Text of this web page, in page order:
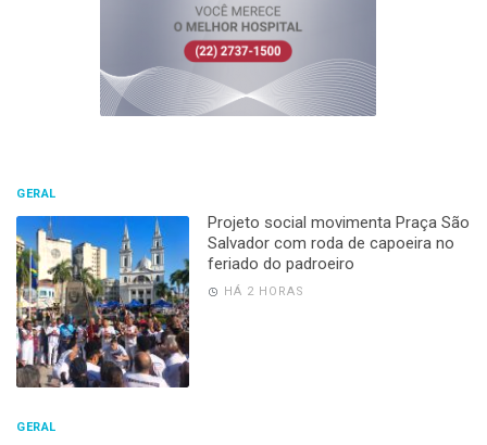
GERAL
Projeto social movimenta Praça São
Salvador com roda de capoeira no
feriado do padroeiro
HÁ 2 HORAS
GERAL